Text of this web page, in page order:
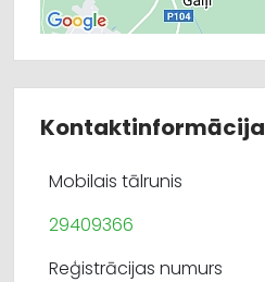
Kontaktinformācija
Mobilais tālrunis
29409366
Reģistrācijas numurs